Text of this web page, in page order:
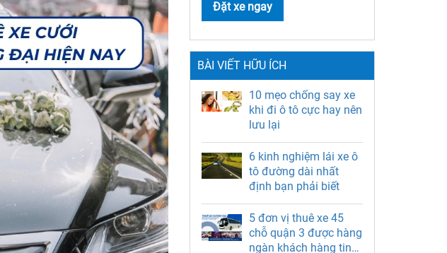
BÀI VIẾT HỮU ÍCH
10 mẹo chống say xe
khi đi ô tô cực hay nên
lưu lại
6 kinh nghiệm lái xe ô
tô đường dài nhất
định bạn phải biết
5 đơn vị thuê xe 45
chỗ quận 3 được hàng
ngàn khách hàng tin